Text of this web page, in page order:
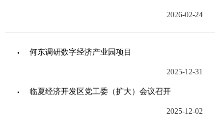
2026-02-24
何东调研数字经济产业园项目
2025-12-31
临夏经济开发区党工委（扩大）会议召开
2025-12-02